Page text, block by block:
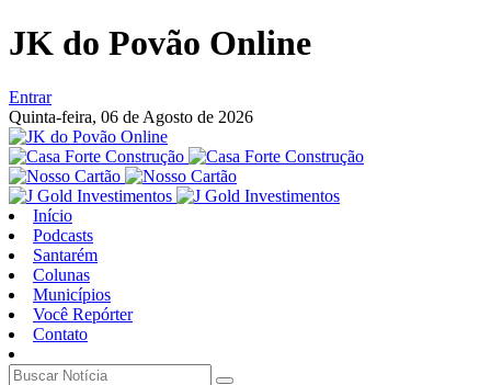
JK do Povão Online
Entrar
Quinta-feira, 06 de Agosto de 2026
Início
Podcasts
Santarém
Colunas
Municípios
Você Repórter
Contato